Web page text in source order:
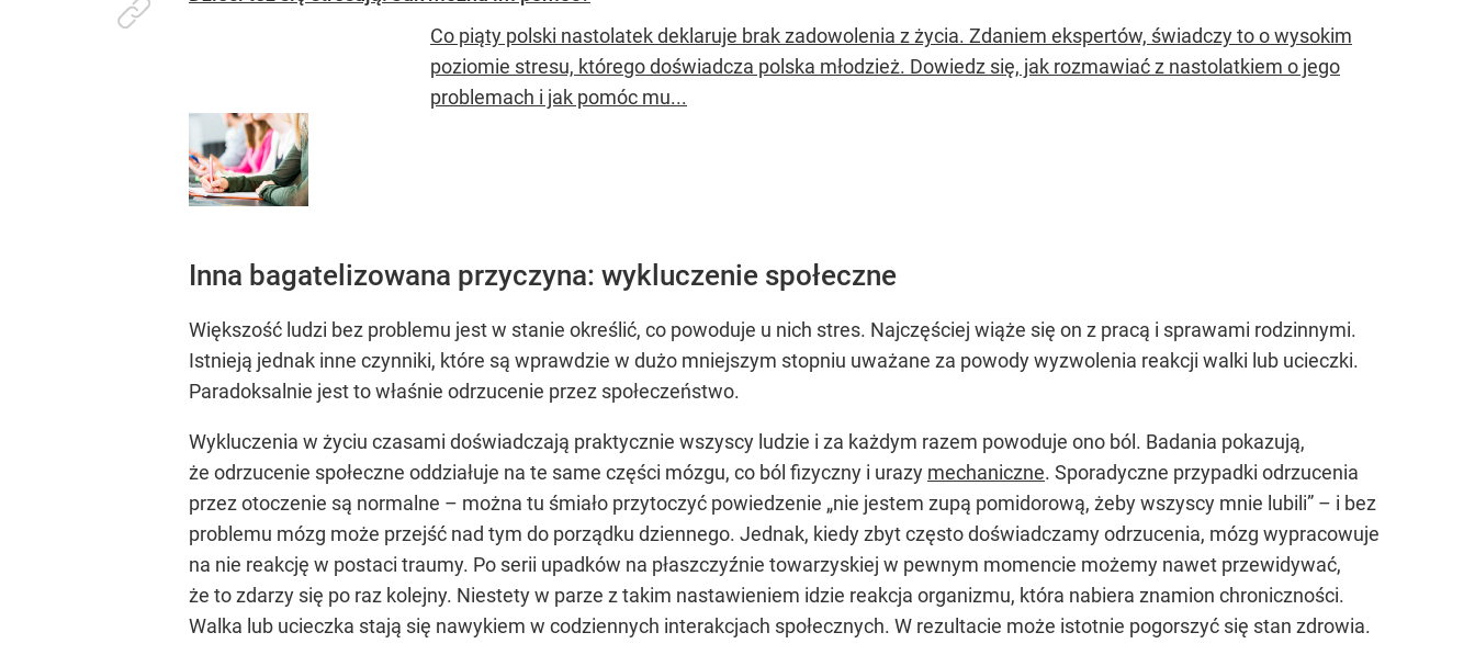
Co piąty polski nastolatek deklaruje brak zadowolenia z życia. Zdaniem ekspertów, świadczy to o wysokim
poziomie stresu, którego doświadcza polska młodzież. Dowiedz się, jak rozmawiać z nastolatkiem o jego
problemach i jak pomóc mu...
Inna bagatelizowana przyczyna: wykluczenie społeczne
Większość ludzi bez problemu jest w stanie określić, co powoduje u nich stres. Najczęściej wiąże się on z pracą i sprawami rodzinnymi.
Istnieją jednak inne czynniki, które są wprawdzie w dużo mniejszym stopniu uważane za powody wyzwolenia reakcji walki lub ucieczki.
Paradoksalnie jest to właśnie odrzucenie przez społeczeństwo.
Wykluczenia w życiu czasami doświadczają praktycznie wszyscy ludzie i za każdym razem powoduje ono ból. Badania pokazują,
że odrzucenie społeczne oddziałuje na te same części mózgu, co ból fizyczny i urazy mechaniczne. Sporadyczne przypadki odrzucenia
przez otoczenie są normalne – można tu śmiało przytoczyć powiedzenie „nie jestem zupą pomidorową, żeby wszyscy mnie lubili” – i bez
problemu mózg może przejść nad tym do porządku dziennego. Jednak, kiedy zbyt często doświadczamy odrzucenia, mózg wypracowuje
na nie reakcję w postaci traumy. Po serii upadków na płaszczyźnie towarzyskiej w pewnym momencie możemy nawet przewidywać,
że to zdarzy się po raz kolejny. Niestety w parze z takim nastawieniem idzie reakcja organizmu, która nabiera znamion chroniczności.
Walka lub ucieczka stają się nawykiem w codziennych interakcjach społecznych. W rezultacie może istotnie pogorszyć się stan zdrowia.